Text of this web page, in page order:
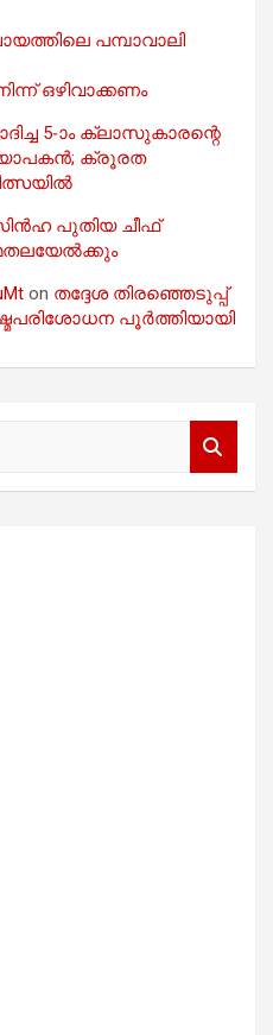
പമ്പാവാലി
ഒഴിവാക്കണം
5-ാം ക്ലാസുകാരന്റെ
ക്രൂരത
പുതിയ ചീഫ്
on തദ്ദേശ തിരഞ്ഞെടുപ്പ്
പൂർത്തിയായി